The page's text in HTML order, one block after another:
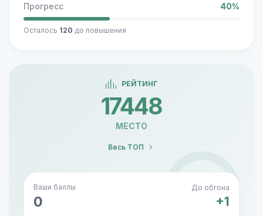
Прогресс 40%
Осталось 120 до повышения
РЕЙТИНГ
17448
МЕСТО
Весь ТОП
Ваши баллы
0
До обгона
+1